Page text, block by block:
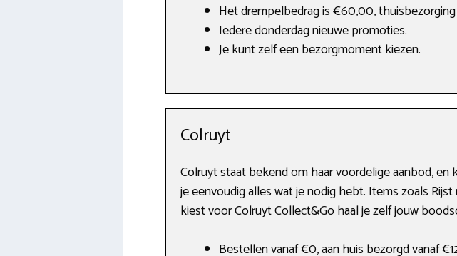
Het drempelbedrag is €60,00,
Iedere donderdag nieuwe promoties.
Je kunt zelf een bezorgmoment kiezen.
Colruyt
Colruyt staat bekend om haar voordelige aanbod,
je eenvoudig alles wat je nodig hebt. Items zoals
kiest voor Colruyt Collect&Go haal je zelf jouw
Bestellen vanaf €0, aan huis bezorgd vanaf